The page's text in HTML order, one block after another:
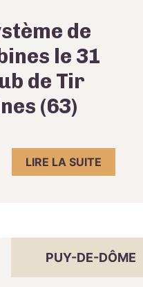
de
le 31
de Tir
(63)
LIRE LA SUITE
PUY-DE-DÔME